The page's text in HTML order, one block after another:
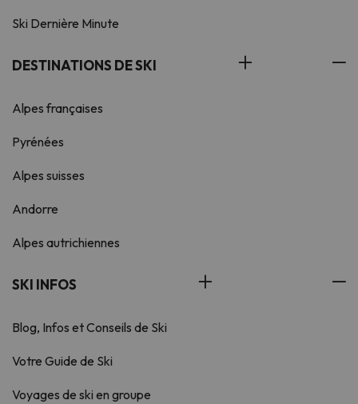
Ski Dernière Minute
DESTINATIONS DE SKI
Alpes françaises
Pyrénées
Alpes suisses
Andorre
Alpes autrichiennes
SKI INFOS
Blog, Infos et Conseils de Ski
Votre Guide de Ski
Voyages de ski en groupe